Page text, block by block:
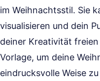
im Weihnachtsstil. Sie
visualisieren und dein
deiner Kreativität
Vorlage, um deine
eindrucksvolle Weise